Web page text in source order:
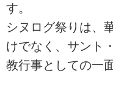
す。
シヌログ祭りは、
けでなく、サント
教行事としての一